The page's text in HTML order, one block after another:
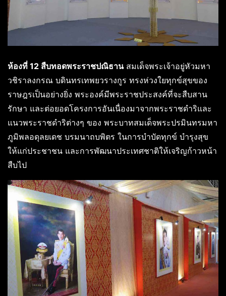
ห้องที่ 12 สืบทอดพระราชปณิธานสมเด็จพระเจ้าอยู่หัวมหา
วชิราลงกรณ บดินทรเทพยวรางกูร ทรงห่วงใยทุกข์สุขของ
ราษฎรเป็นอย่างยิ่ง พระองค์มีพระราชประสงค์ที่จะสืบสาน
รักษา และต่อยอดโครงการอันเนื่องมาจากพระราชดำริและ
แนวพระราชดำริต่างๆ ของ พระบาทสมเด็จพระปรมินทรมหา
ภูมิพลอดุลยเดช บรมนาถบพิตร ในการบำบัดทุกข์ บำรุงสุข
ให้แก่ประชาชน และการพัฒนาประเทศชาติให้เจริญก้าวหน้า
สืบไป